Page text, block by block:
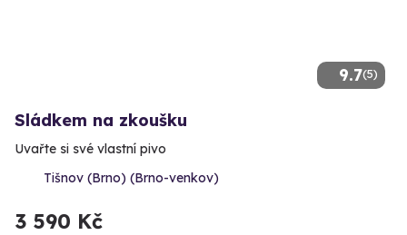
9.7(5)
Sládkem na zkoušku
Uvařte si své vlastní pivo
Tišnov (Brno) (Brno-venkov)
3 590 Kč